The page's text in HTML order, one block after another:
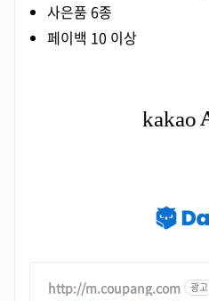
사은품 6종
페이백 10 이상
http://m.coupang.com 광고